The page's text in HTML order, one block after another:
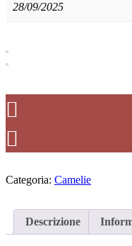
28/09/2025
Categoria: Camelie
Descrizione